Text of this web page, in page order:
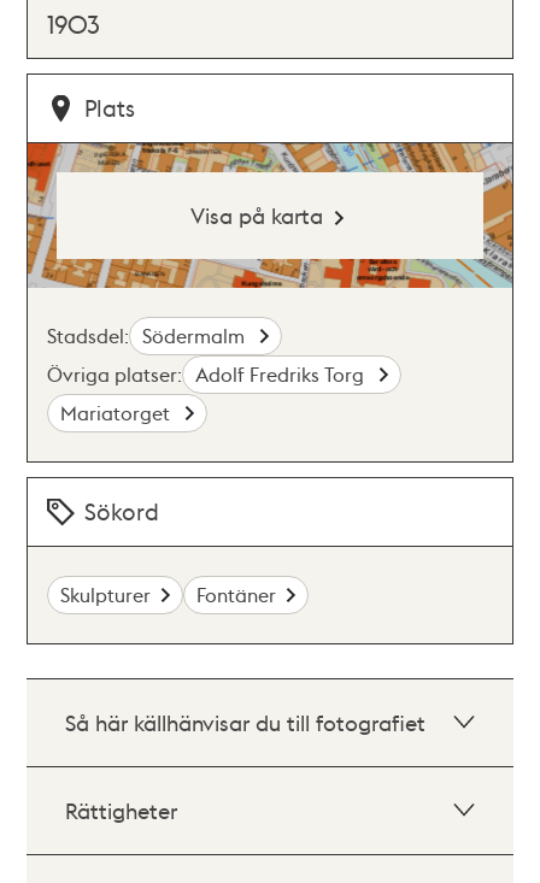
1903
Plats
Visa på karta
Stadsdel: Södermalm
Övriga platser: Adolf Fredriks Torg
Mariatorget
Sökord
Skulpturer Fontäner
Så här källhänvisar du till fotografiet
Rättigheter